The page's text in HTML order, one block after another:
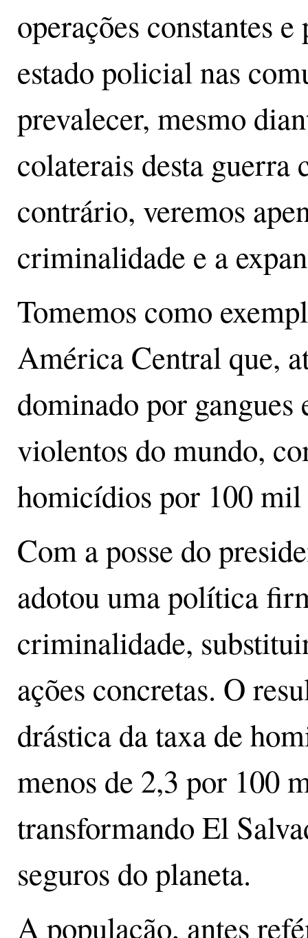
operações constantes
estado policial nas
prevalecer, mesmo
colaterais desta guerra
contrário, veremos
criminalidade e a
Tomemos como
América Central que,
dominado por
violentos do mundo,
homicídios por 100 mil
Com a posse do
adotou uma política
criminalidade,
ações concretas. O
drástica da taxa de
menos de 2,3 por 100
transformando El
seguros do planeta.
A população, antes